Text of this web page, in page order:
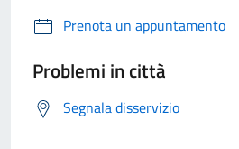
Prenota un appuntamento
Problemi in città
Segnala disservizio